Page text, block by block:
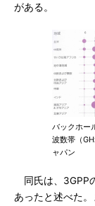
がある。
バックホー
波数帯（
ャパン
同氏は、3GPP
あったと述べた。